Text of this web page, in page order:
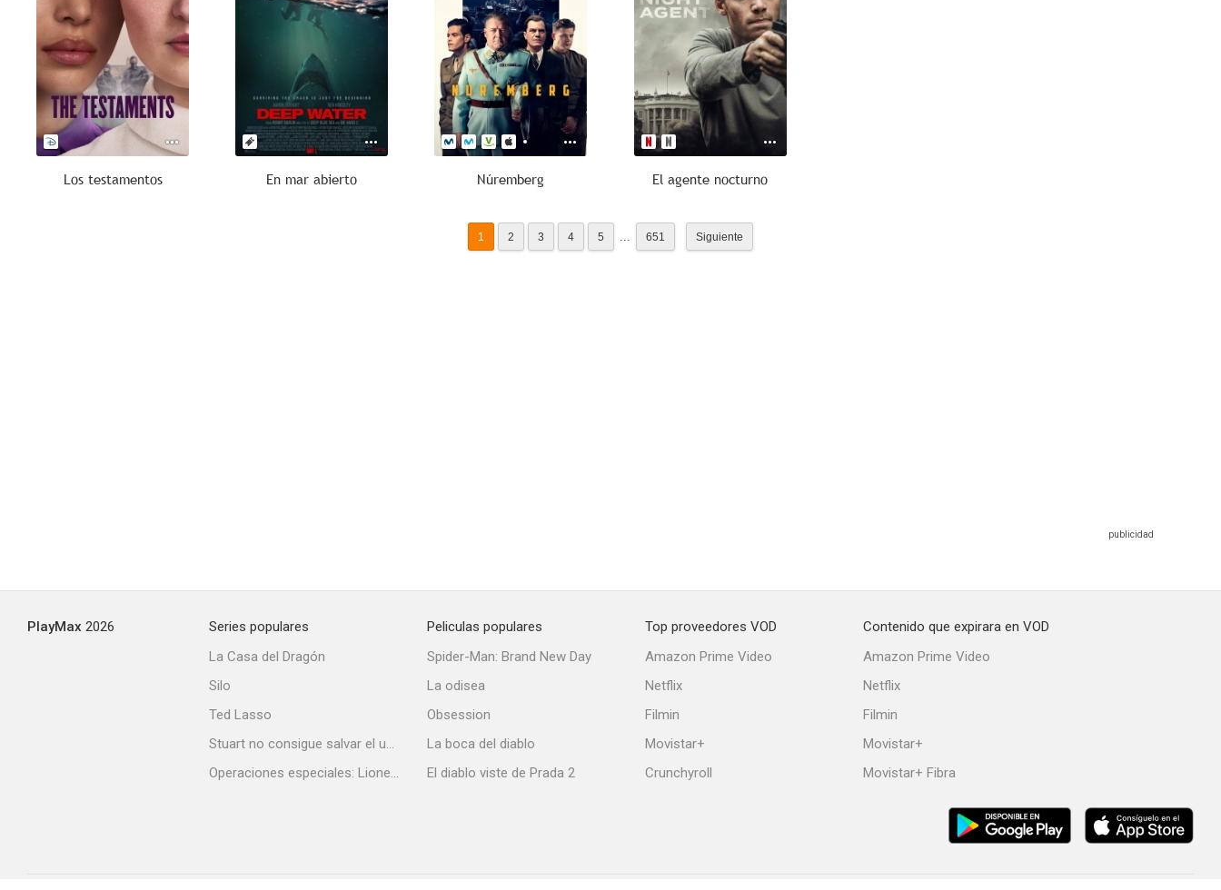
Los testamentos En mar abierto Núremberg El agente nocturno
1 2 3 4 5 ... 651 Siguiente
PlayMax 2026
Series populares
La Casa del Dragón
Silo
Ted Lasso
Stuart no consigue salvar el universo
Operaciones especiales: Lioness
Peliculas populares
Spider-Man: Brand New Day
La odisea
Obsession
La boca del diablo
El diablo viste de Prada 2
Top proveedores VOD
Amazon Prime Video
Netflix
Filmin
Movistar+
Crunchyroll
Contenido que expirara en VOD
Amazon Prime Video
Netflix
Filmin
Movistar+
Movistar+ Fibra